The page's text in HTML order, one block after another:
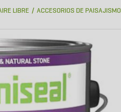
LIBRE ACCESORIOS DE PAISAJISMO